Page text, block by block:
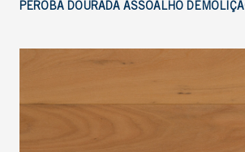
PEROBA DOURADA ASSOALHO